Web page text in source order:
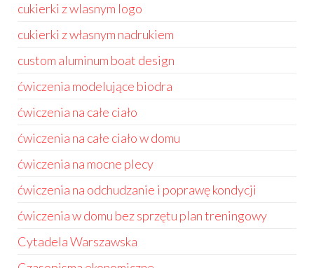
cukierki z wlasnym logo
cukierki z własnym nadrukiem
custom aluminum boat design
ćwiczenia modelujące biodra
ćwiczenia na całe ciało
ćwiczenia na całe ciało w domu
ćwiczenia na mocne plecy
ćwiczenia na odchudzanie i poprawę kondycji
ćwiczenia w domu bez sprzętu plan treningowy
Cytadela Warszawska